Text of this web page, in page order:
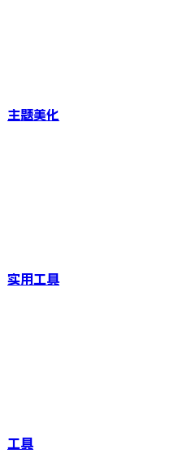
主题美化
实用工具
工具